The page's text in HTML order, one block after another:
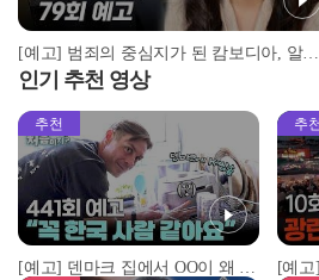
[예고] 범죄의 중심지가 된 캄보디아, 알고 보니 가해자는 한국인?!
인기 추천 영상
추천
[예고] 덴마크 집에서 OO이 왜 나와...? 이상할 정도로 한국을 사랑하는 우리 형을 제보합니다!
추천